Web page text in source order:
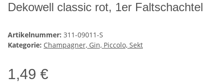
Dekowell classic rot, 1er Faltschachtel
Artikelnummer: 311-09011-S
Kategorie: Champagner, Gin, Piccolo, Sekt
1,49 €